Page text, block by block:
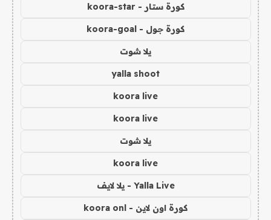
كورة ستار - koora-star
كورة جول - koora-goal
يلا شوت
yalla shoot
koora live
koora live
يلا شوت
koora live
Yalla Live - يلا لايف
كورة اون لاين - koora onl